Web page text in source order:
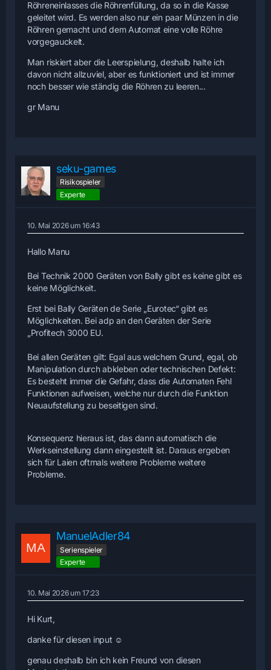
Röhreneinlasses die Röhrenfüllung, da so in die Kasse
geleitet wird. Es werden also nur ein paar Münzen in die
Röhren gemacht und dem Automat eine volle Röhre
vorgegauckelt.
Man riskiert aber die Leerspielung, deshalb halte ich
davon nicht allzuviel, aber es funktioniert und ist immer
noch besser wie ständig die Röhren zu leeren...
gr Manu
seku-games
Risikospieler
Experte
10. Mai 2026 um 16:43
Hallo Manu
Bei Technik 2000 Geräten von Bally gibt es keine gibt es
keine Möglichkeit.
Erst bei Bally Geräten de Serie „Eurotec“ gibt es
Möglichkeiten. Bei adp an den Geräten der Serie
„Profitech 3000 EU.
Bei allen Geräten gilt: Egal aus welchem Grund, egal, ob
Manipulation durch abkleben oder technischen Defekt:
Es besteht immer die Gefahr, dass die Automaten Fehl
Funktionen aufweisen, welche nur durch die Funktion
Neuaufstellung zu beseitigen sind.
Konsequenz hieraus ist, das dann automatisch die
Werkseinstellung dann eingestellt ist. Daraus ergeben
sich für Laien oftmals weitere Probleme weitere
Probleme.
ManuelAdler84
Serienspieler
Experte
10. Mai 2026 um 17:23
Hi Kurt,
danke für diesen input ☺️
genau deshalb bin ich kein Freund von diesen